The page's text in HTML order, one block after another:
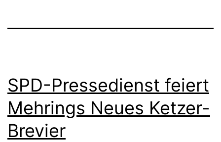
SPD-Pressedienst feiert
Mehrings Neues Ketzer-
Brevier